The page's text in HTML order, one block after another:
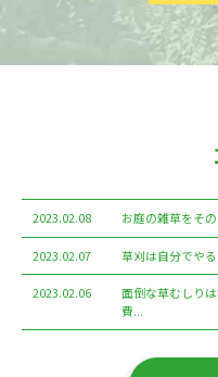
2023.02.08 お庭の雑草をそ
2023.02.07 草刈は自分でや
2023.02.06
面倒な草むしり
費...